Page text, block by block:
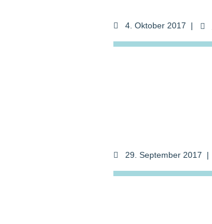
4. Oktober 2017 |
29. September 2017 |